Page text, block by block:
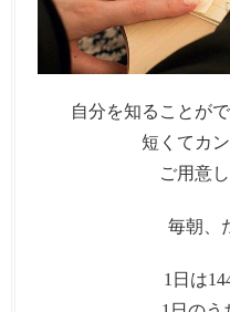
自分を知ることが
短くてカ
ご用意
毎朝、
1日は